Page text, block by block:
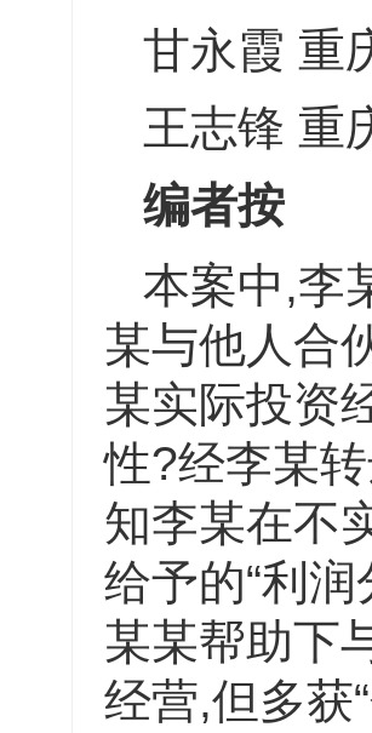
甘永霞 重
王志锋 重
编者按
本案中,李
某与他人合
某实际投资
性?经李某
知李某在不
给予的“利
某某帮助下
经营,但多获